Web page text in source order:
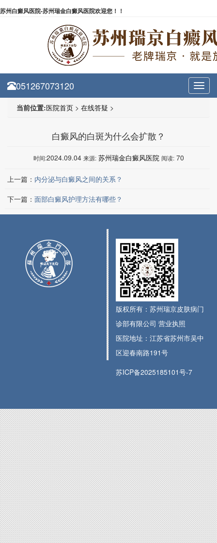
苏州白癜风医院-苏州瑞金白癜风医院欢迎您！！
051267073120
当前位置:医院首页 > 在线答疑 >
白癜风的白斑为什么会扩散？
时间:2024.09.04 来源: 苏州瑞金白癜风医院 阅读: 70
上一篇： 内分泌与白癜风之间的关系？
下一篇： 面部白癜风护理方法有哪些？
版权所有：苏州瑞京皮肤病门
诊部有限公司 营业执照
医院地址：江苏省苏州市吴中
区迎春南路191号
苏ICP备2025185101号-7